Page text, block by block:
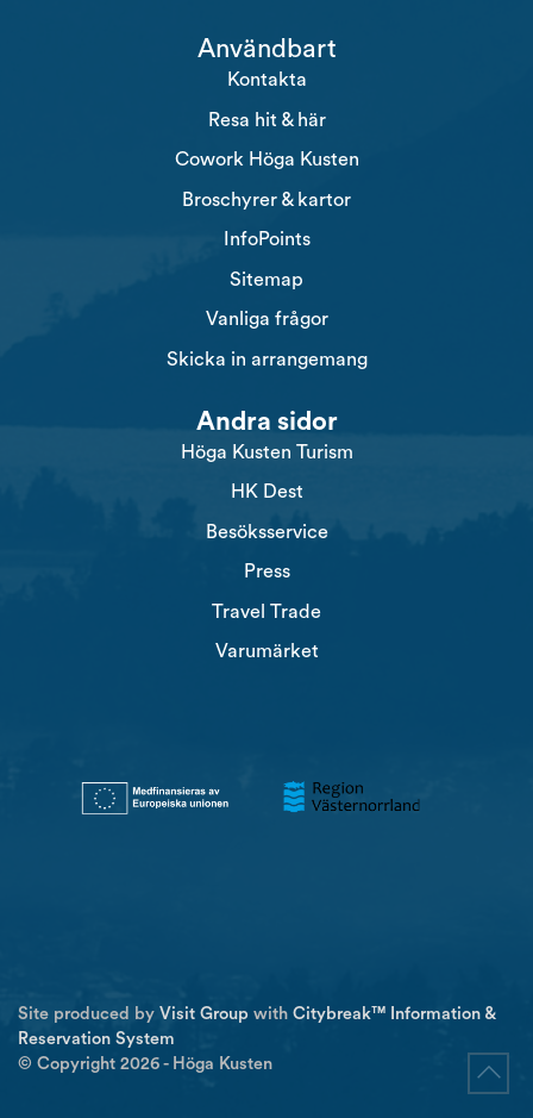
Användbart
Kontakta
Resa hit & här
Cowork Höga Kusten
Broschyrer & kartor
InfoPoints
Sitemap
Vanliga frågor
Skicka in arrangemang
Andra sidor
Höga Kusten Turism
HK Dest
Besöksservice
Press
Travel Trade
Varumärket
Site produced by Visit Group with Citybreak™ Information &
Reservation System
© Copyright 2026 - Höga Kusten
Go to